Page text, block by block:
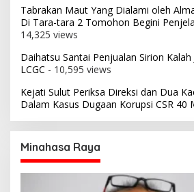
Tabrakan Maut Yang Dialami oleh
Di Tara-tara 2 Tomohon Begini
14,325 views
Daihatsu Santai Penjualan Sirion
LCGC - 10,595 views
Kejati Sulut Periksa Direksi dan Dua
Dalam Kasus Dugaan Korupsi CSR 40
Minahasa Raya